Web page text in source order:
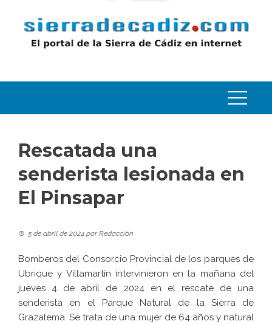
Rescatada una
senderista lesionada en
El Pinsapar
5 de abril de 2024 porRedacción
Bomberos del Consorcio Provincial de los parques de
Ubrique y Villamartín intervinieron en la mañana del
jueves 4 de abril de 2024 en el rescate de una
senderista en el Parque Natural de la Sierra de
Grazalema. Se trata de una mujer de 64 años y natural